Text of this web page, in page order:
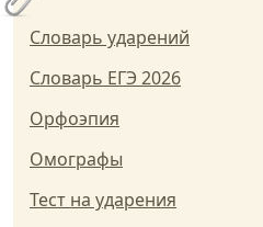
Словарь ударений
Словарь ЕГЭ 2026
Орфоэпия
Омографы
Тест на ударения